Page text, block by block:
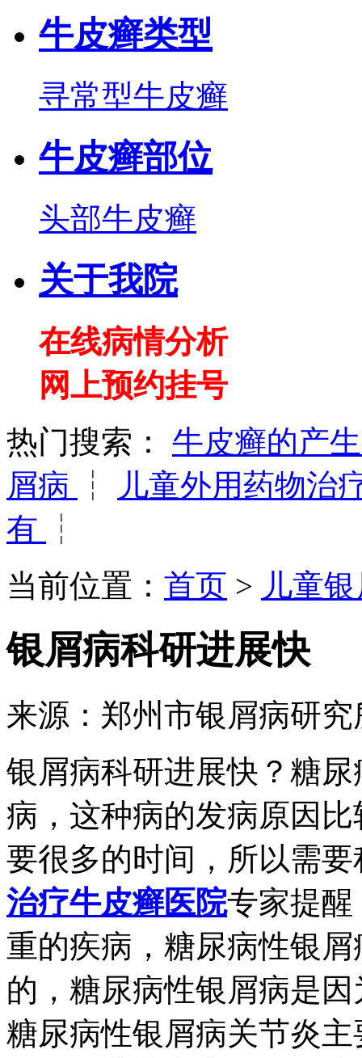
牛皮癣类型
寻常型牛皮癣
牛皮癣部位
头部牛皮癣
关于我院
在线病情分析
网上预约挂号
热门搜索：
牛皮癣的产
屑病
┆
儿童外用药物治
有
┆
当前位置： 首页 > 儿童
银屑病科研进展快
来源：郑州市银屑病研
银屑病科研进展快？糖
病，这种病的发病原因
要很多的时间，所以需
治疗牛皮癣医院专家提
重的疾病，糖尿病性银
的，糖尿病性银屑病是
糖尿病性银屑病关节炎